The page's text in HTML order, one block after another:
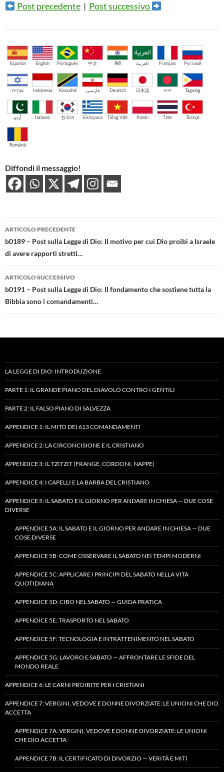
Post precedente| Post successivo
Español English Português 中文 हिंदी العربية Français Русский
עברית Indonesia Kiswahili فارسی Deutsch 日本語 বাংলা Tagalog
اُردو Italiano 한국어 Ελληνικά Tiếng Việt Polski ไทย Türkçe
Română
Diffondi il messaggio!
Navigazione
articolo
ARTICOLO PRECEDENTE
b0189 – Post sulla Legge di Dio: Il motivo per cui Dio proibì a Israele
di avere rapporti stretti…
ARTICOLO SUCCESSIVO
b0191 – Post sulla Legge di Dio: Il fondamento che sostiene tutta la
Bibbia sono i comandamenti…
LA LEGGE DI DIO: INTRODUZIONE
PARTE 1: IL GRANDE PIANO DEL DIAVOLO CONTRO I GENTILI
PARTE 2: IL FALSO PIANO DI SALVEZZA
APPENDICE 1: IL MITO DEI 613 COMANDAMENTI
APPENDICE 2: LA CIRCONCISIONE E IL CRISTIANO
APPENDICE 3: IL TZITZIT (FRANGE, CORDONI, NAPPE)
APPENDICE 4: I CAPELLI E LA BARBA DEL CRISTIANO
APPENDICE 5: IL SABATO E IL GIORNO PER ANDARE IN CHIESA — DUE COSE
DIVERSE
APPENDICE 5A: IL SABATO E IL GIORNO PER ANDARE IN CHIESA — DUE
COSE DIVERSE
APPENDICE 5B: COME OSSERVARE IL SABATO NEI TEMPI MODERNI
APPENDICE 5C: APPLICARE I PRINCIPI DEL SABATO NELLA VITA
QUOTIDIANA
APPENDICE 5D: CIBO NEL SABATO — GUIDA PRATICA
APPENDICE 5E: TRASPORTO NEL SABATO
APPENDICE 5F: TECNOLOGIA E INTRATTENIMENTO NEL SABATO
APPENDICE 5G: LAVORO E SABATO — AFFRONTARE LE SFIDE DEL
MONDO REALE
APPENDICE 6: LE CARNI PROIBITE PER I CRISTIANI
APPENDICE 7: VERGINI, VEDOVE E DONNE DIVORZIATE: LE UNIONI CHE DIO
ACCETTA
APPENDICE 7A: VERGINI, VEDOVE E DONNE DIVORZIATE: LE UNIONI
CHE DIO ACCETTA
APPENDICE 7B: IL CERTIFICATO DI DIVORZIO — VERITÀ E MITI